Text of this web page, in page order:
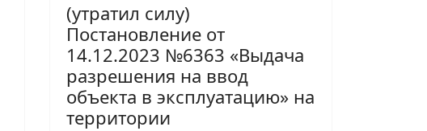
(утратил силу)
Постановление от
14.12.2023 №6363 «Выдача
разрешения на ввод
объекта в эксплуатацию» на
территории